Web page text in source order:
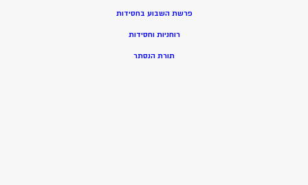
פרשת השבוע בחסידות
רוחניות וחסידות
תורת הנסתר